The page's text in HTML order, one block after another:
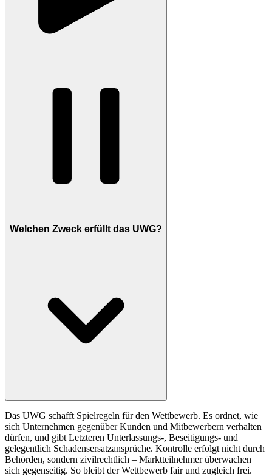
Welchen Zweck erfüllt das UWG?
Das UWG schafft Spielregeln für den Wettbewerb. Es ordnet, wie
sich Unternehmen gegenüber Kunden und Mitbewerbern verhalten
dürfen, und gibt Letzteren Unterlassungs-, Beseitigungs- und
gelegentlich Schadensersatzansprüche. Kontrolle erfolgt nicht durch
Behörden, sondern zivilrechtlich – Marktteilnehmer überwachen
sich gegenseitig. So bleibt der Wettbewerb fair und zugleich frei.